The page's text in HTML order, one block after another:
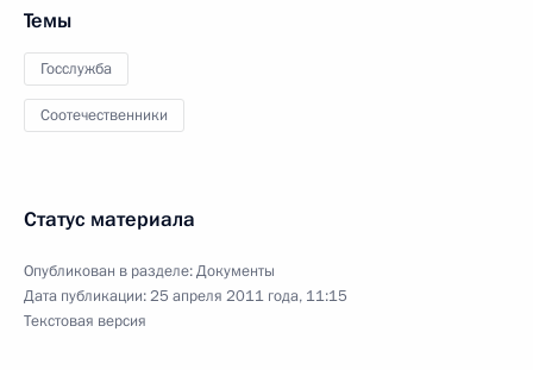
Темы
Госслужба
Соотечественники
Статус материала
Опубликован в разделе:Документы
Дата публикации:25 апреля 2011 года, 11:15
Текстовая версия